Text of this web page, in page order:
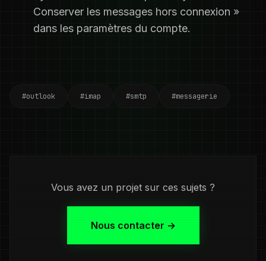
Conserver les messages hors connexion »
dans les paramètres du compte.
#outlook #imap #smtp #messagerie
Vous avez un projet sur ces sujets ?
Nous contacter →